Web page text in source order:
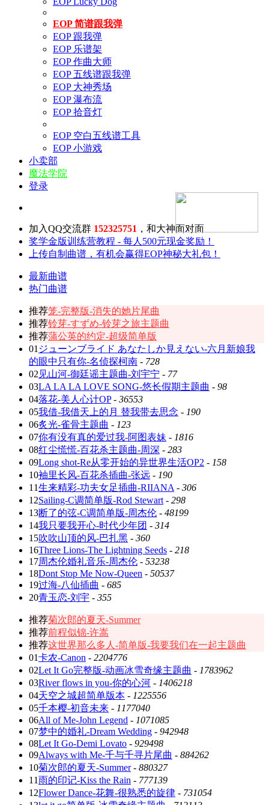
EOP 简谱跟我弹
EOP 跟我弹
EOP 乐谱架
EOP 作曲大师
EOP 五线谱跟我弹
EOP 大神秀场
EOP 瀑布流
EOP 拾音灯
EOP 空白五线谱工具
EOP 小游戏
小卖部
魔法学院
登录
加入QQ交流群 152325751 ，和大神面对面
奖学金版训练营教程 - 每人500元现金奖励！
上传自制曲谱，有机会赢得EOP神秘大礼包！
最新曲谱
热门曲谱
推荐笼-完整版-消失的她片尾曲
推荐铃芽-すずめ-铃芽之旅主题曲
推荐蒲公英的约定-超级简单版
01 ジューンブライド あなたしか見えない-六月新娘我
的眼中只有你-名侦探柯南 - 728
02 见山河-御廷谣主题曲-刘宇宁 - 77
03LA LA LA LOVE SONG-悠长假期主题曲 - 98
04落花-美人心计OP- 36553
05我借-我借天上的月 替我带去思念 - 190
06炙光-雀骨主题曲 - 123
07你有没有真的爱过我-阿图表妹 - 1816
08红尘慌慌-百花杀主题曲-周深 - 283
09Long shot-Re从零开始的异世界生活OP2 - 158
10袖里长风-百花杀插曲-张远 - 190
11生来精彩-功夫女足插曲-RIIANA - 306
12Sailing-C调简单版-Rod Stewart - 298
13断了的弦-C调简单版-周杰伦 - 48199
14我只要我开心-时代少年团 - 314
15吹吹山顶的风-巴扎黑 - 360
16Three Lions-The Lightning Seeds - 218
17周杰伦婚礼音乐-周杰伦 - 53238
18Dont Stop Me Now-Queen - 50537
19过海-八仙插曲 - 685
20青玉恋-刘宇 - 355
推荐菊次郎的夏天-Summer
推荐前程似锦-许嵩
推荐这世界那么多人-简单版-我要我们在一起主题曲
01卡农-Canon - 2204776
02Let It Go完整版-动画冰雪奇缘主题曲 - 1783962
03River flows in you-你的心河 - 1406218
04天空之城超简单版本 - 1225556
05千本樱-初音未来 - 1177040
06All of Me-John Legend - 1071085
07梦中的婚礼-Dream Wedding - 942948
08Let It Go-Demi Lovato - 929498
09Always with Me-千与千寻片尾曲 - 884262
10菊次郎的夏天-Summer- 880327
11雨的印记-Kiss the Rain - 777139
12Flower Dance-花舞-很熟悉的旋律 - 731054